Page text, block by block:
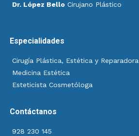
Dr. López Bello Cirujano Plástico
Especialidades
Cirugía Plástica, Estética y Reparadora
Medicina Estética
Esteticista Cosmetóloga
Contáctanos
928 230 145